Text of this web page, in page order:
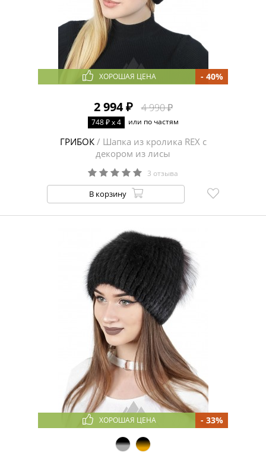
ХОРОШАЯ ЦЕНА
2 994 ₽ 4 990 ₽
- 40%
748 ₽ x 4 или по частям
ГРИБОК/ Шапка из кролика REX с
декором из лисы
3 отзыва
В корзину
ХОРОШАЯ ЦЕНА - 33%